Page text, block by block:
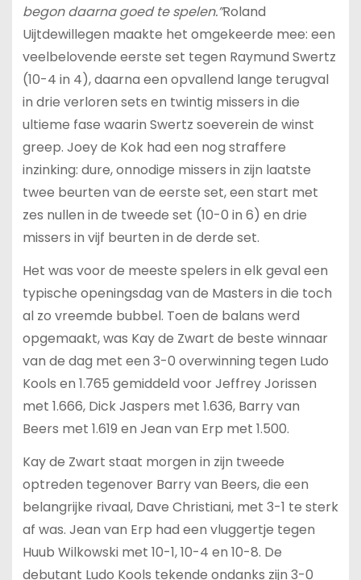
begon daarna goed te spelen.”Roland
Uijtdewillegen maakte het omgekeerde mee: een
veelbelovende eerste set tegen Raymund Swertz
(10-4 in 4), daarna een opvallend lange terugval
in drie verloren sets en twintig missers in die
ultieme fase waarin Swertz soeverein de winst
greep. Joey de Kok had een nog straffere
inzinking: dure, onnodige missers in zijn laatste
twee beurten van de eerste set, een start met
zes nullen in de tweede set (10-0 in 6) en drie
missers in vijf beurten in de derde set.
Het was voor de meeste spelers in elk geval een
typische openingsdag van de Masters in die toch
al zo vreemde bubbel. Toen de balans werd
opgemaakt, was Kay de Zwart de beste winnaar
van de dag met een 3-0 overwinning tegen Ludo
Kools en 1.765 gemiddeld voor Jeffrey Jorissen
met 1.666, Dick Jaspers met 1.636, Barry van
Beers met 1.619 en Jean van Erp met 1.500.
Kay de Zwart staat morgen in zijn tweede
optreden tegenover Barry van Beers, die een
belangrijke rivaal, Dave Christiani, met 3-1 te sterk
af was. Jean van Erp had een vluggertje tegen
Huub Wilkowski met 10-1, 10-4 en 10-8. De
debutant Ludo Kools tekende ondanks zijn 3-0